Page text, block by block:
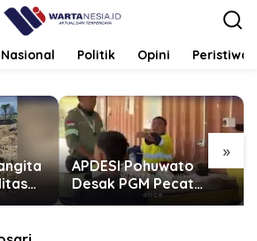
Nasional Politik Opini Peristiwa
»
APDESI Pohuwato
Desak PGM Pecat
Sukrianto, Karyawan